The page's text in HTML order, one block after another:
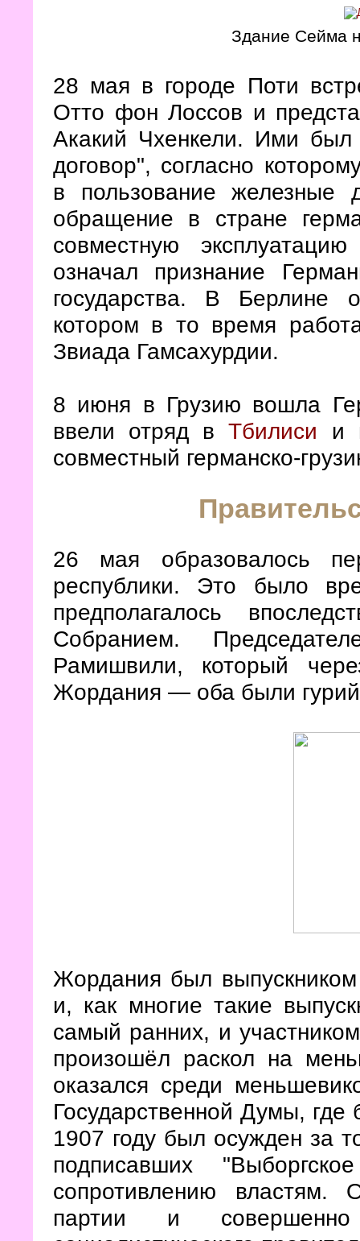
Здание Сейма
28 мая в городе Поти
Отто фон Лоссов и
Акакий Чхенкели. Ими был
договор", согласно
в пользование железные
обращение в стране
совместную
означал признание
государства. В Берлине
котором в то время
Звиада Гамсахурдии.
8 июня в Грузию вошла
ввели отряд вТбилиси и
совместный германско-
26 мая образовалось
республики. Это было
предполагалось
Собранием.
Рамишвили, который
Жордания — оба были
Жордания был
и, как многие такие
самый ранних, и
произошёл раскол на
оказался среди
Государственной Думы,
1907 году был осужден за
подписавших
сопротивлению
партии и